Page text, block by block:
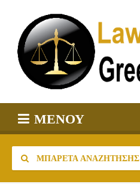
ΜΕΝΟΎ
ΜΠΑΡΈΤΑ ΑΝΑΖΉΤΗΣΗΣ